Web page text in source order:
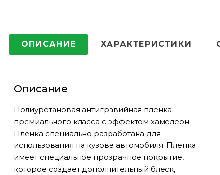
ОПИСАНИЕ ХАРАКТЕРИСТИКИ
Описание
Полиуретановая антигравийная пленка
премиального класса с эффектом хамелеон.
Пленка специально разработана для
использования на кузове автомобиля. Пленка
имеет специальное прозрачное покрытие,
которое создает дополнительный блеск,